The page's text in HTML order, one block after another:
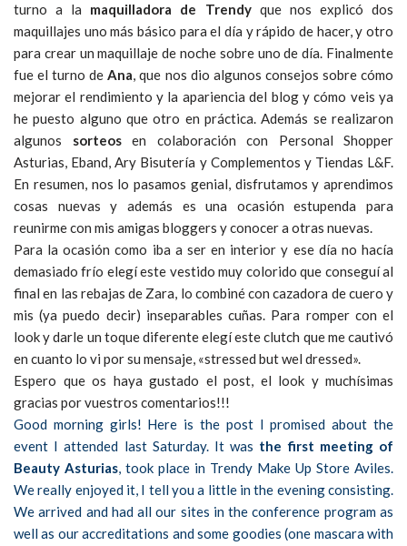
turno a la maquilladora de Trendyque nos explicó dos
maquillajes uno más básico para el día y rápido de hacer, y otro
para crear un maquillaje de noche sobre uno de día. Finalmente
fue el turno deAna, que nos dio algunos consejos sobre cómo
mejorar el rendimiento y la apariencia del blog y cómo veis ya
he puesto alguno que otro en práctica. Además se realizaron
algunos sorteosen colaboración con Personal Shopper
Asturias, Eband, Ary Bisutería y Complementos y Tiendas L&F.
En resumen, nos lo pasamos genial, disfrutamos y aprendimos
cosas nuevas y además es una ocasión estupenda para
reunirme con mis amigas bloggers y conocer a otras nuevas.
Para la ocasión como iba a ser en interior y ese día no hacía
demasiado frío elegí este vestido muy colorido que conseguí al
final en las rebajas de Zara, lo combiné con cazadora de cuero y
mis (ya puedo decir) inseparables cuñas. Para romper con el
look y darle un toque diferente elegí este clutch que me cautivó
en cuanto lo vi por su mensaje, «stressed but wel dressed».
Espero que os haya gustado el post, el look y muchísimas
gracias por vuestros comentarios!!!
Good morning girls! Here is the post I promised about the
event I attended last Saturday. It was the first meeting of
Beauty Asturias, took place in Trendy Make Up Store Aviles.
We really enjoyed it, I tell you a little in the evening consisting.
We arrived and had all our sites in the conference program as
well as our accreditations and some goodies (one mascara with